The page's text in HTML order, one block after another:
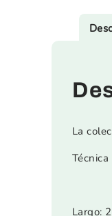
La
Largo: